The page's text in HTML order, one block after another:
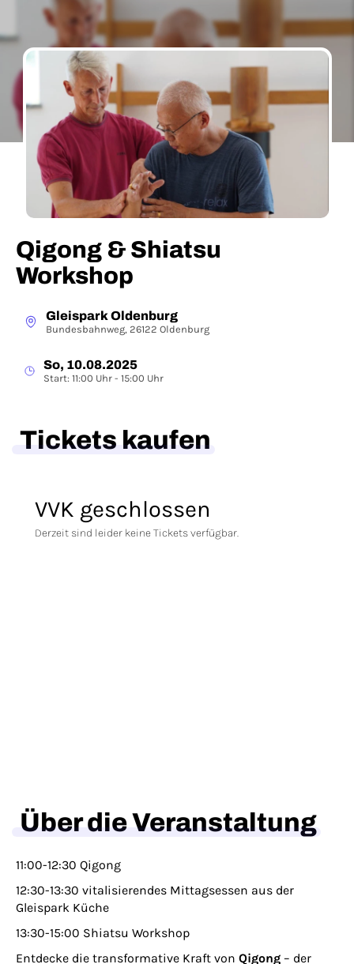
Qigong & Shiatsu
Workshop
Gleispark Oldenburg
Bundesbahnweg, 26122 Oldenburg
So, 10.08.2025
Start: 11:00 Uhr - 15:00 Uhr
Tickets kaufen
VVK geschlossen
Derzeit sind leider keine Tickets verfügbar.
Über die Veranstaltung
11:00-12:30 Qigong
12:30-13:30 vitalisierendes Mittagsessen aus der
Gleispark Küche
13:30-15:00 Shiatsu Workshop
Entdecke die transformative Kraft von Qigong – der